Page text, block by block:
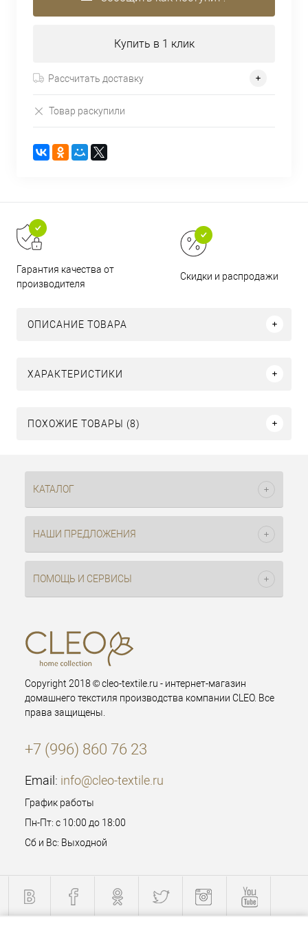
Купить в 1 клик
Рассчитать доставку
Товар раскупили
Гарантия качества от
производителя
Скидки и распродажи
ОПИСАНИЕ ТОВАРА
ХАРАКТЕРИСТИКИ
ПОХОЖИЕ ТОВАРЫ (8)
КАТАЛОГ
НАШИ ПРЕДЛОЖЕНИЯ
ПОМОЩЬ И СЕРВИСЫ
Copyright 2018 © cleo-textile.ru - интернет-магазин
домашнего текстиля производства компании CLEO. Все
права защищены.
+7 (996) 860 76 23
Email: info@cleo-textile.ru
График работы
Пн-Пт: с 10:00 до 18:00
Сб и Вс: Выходной